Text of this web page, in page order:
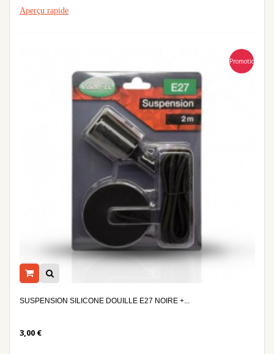
Aperçu rapide
Promotion
SUSPENSION SILICONE DOUILLE E27 NOIRE +...
3,00 €